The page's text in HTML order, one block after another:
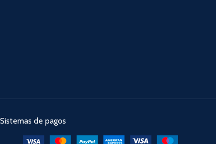
Sistemas de pagos